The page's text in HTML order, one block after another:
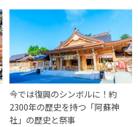
今では復興のシンボルに！約
2300年の歴史を持つ「阿蘇神
社」の歴史と祭事